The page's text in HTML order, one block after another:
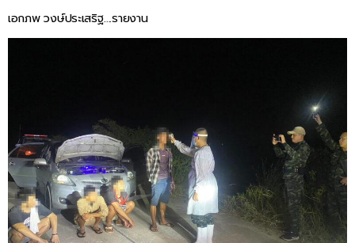
เอกภพ วงษ์ประเสริฐ….รายงาน